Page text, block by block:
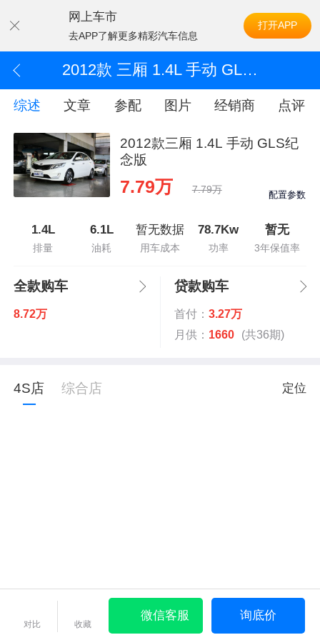
网上车市
去APP了解更多精彩汽车信息
打开APP
2012款 三厢 1.4L 手动 GLS纪念版
综述 文章 参配 图片 经销商 点评
2012款三厢 1.4L 手动 GLS纪
念版
7.79万 7.79万 配置参数
1.4L
排量
6.1L
油耗
暂无数据
用车成本
78.7Kw
功率
暂无
3年保值率
全款购车
8.72万
贷款购车
首付： 3.27万
月供： 1660 (共36期)
4S店 综合店 定位
对比 收藏
微信客服 询底价